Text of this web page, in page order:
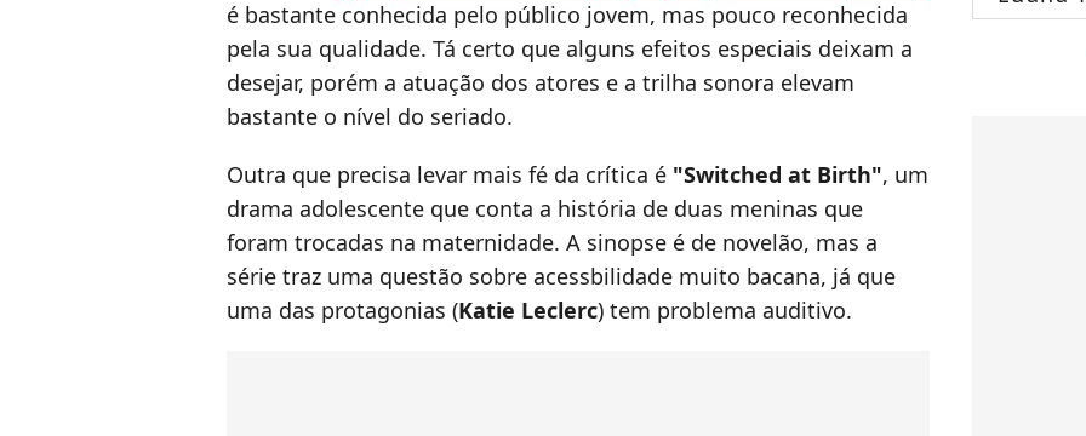
é bastante conhecida pelo público jovem, mas pouco reconhecida
pela sua qualidade. Tá certo que alguns efeitos especiais deixam a
desejar, porém a atuação dos atores e a trilha sonora elevam
bastante o nível do seriado.
Outra que precisa levar mais fé da crítica é "Switched at Birth", um
drama adolescente que conta a história de duas meninas que
foram trocadas na maternidade. A sinopse é de novelão, mas a
série traz uma questão sobre acessbilidade muito bacana, já que
uma das protagonias (Katie Leclerc) tem problema auditivo.